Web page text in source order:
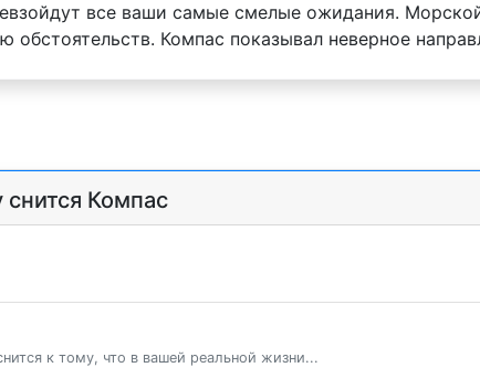
все ваши самые смелые ожидания.
обстоятельств. Компас показывал неверное
снится Компас
к тому, что в вашей реальной жизни...